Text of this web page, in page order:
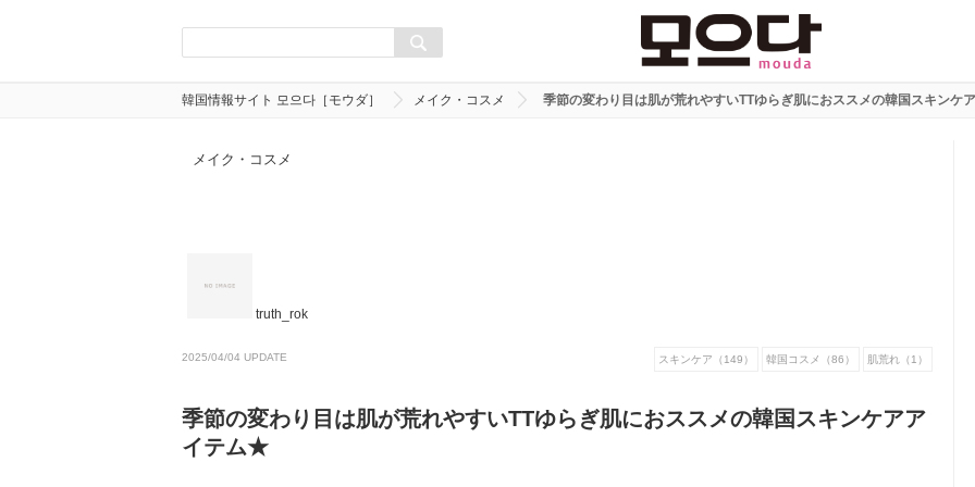
韓国情報サイト 모으다［モウダ］ メイク・コスメ 季節の変わり目は肌が荒れやすいTTゆらぎ肌におススメの韓国スキンケ
メイク・コスメ
truth_rok
2025/04/04 UPDATE スキンケア（149） 韓国コスメ（86） 肌荒れ（1）
季節の変わり目は肌が荒れやすいTTゆらぎ肌におススメの韓国スキンケアア
イテム★